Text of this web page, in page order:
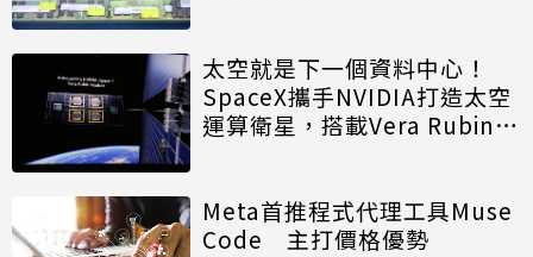
太空就是下一個資料中心！
SpaceX攜手NVIDIA打造太空
運算衛星，搭載Vera Rubin運
Meta首推程式代理工具Muse
Code 主打價格優勢